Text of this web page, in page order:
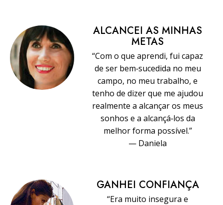
ALCANCEI AS MINHAS
METAS
“Com o que aprendi, fui capaz
de ser bem‑sucedida no meu
campo, no meu trabalho, e
tenho de dizer que me ajudou
realmente a alcançar os meus
sonhos e a alcançá‑los da
melhor forma possível.”
— Daniela
GANHEI CONFIANÇA
“Era muito insegura e